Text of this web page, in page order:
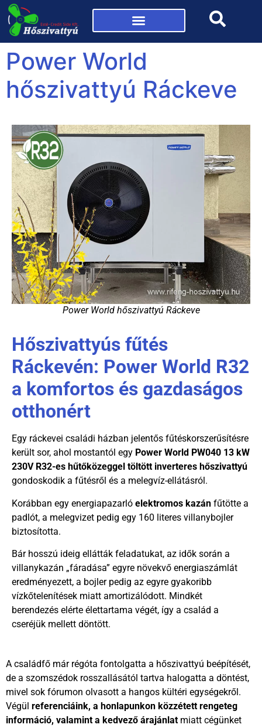
Power World
hőszivattyú Ráckeve
Power World hőszivattyú Ráckeve
Hőszivattyús fűtés
Ráckevén: Power World R32
a komfortos és gazdaságos
otthonért
Egy ráckevei családi házban jelentős fűtéskorszerűsítésre
került sor, ahol mostantól egy Power World PW040 13 kW
230V R32-es hűtőközeggel töltött inverteres hőszivattyú
gondoskodik a fűtésről és a melegvíz-ellátásról.
Korábban egy energiapazarló elektromos kazán fűtötte a
padlót, a melegvizet pedig egy 160 literes villanybojler
biztosította.
Bár hosszú ideig ellátták feladatukat, az idők során a
villanykazán „fáradása” egyre növekvő energiaszámlát
eredményezett, a bojler pedig az egyre gyakoribb
vízkőtelenítések miatt amortizálódott. Mindkét
berendezés elérte élettartama végét, így a család a
cseréjük mellett döntött.
A családfő már régóta fontolgatta a hőszivattyú beépítését,
de a szomszédok rosszallásától tartva halogatta a döntést,
mivel sok fórumon olvasott a hangos kültéri egységekről.
Végül referenciáink, a honlapunkon közzétett rengeteg
információ, valamint a kedvező árajánlat miatt cégünket